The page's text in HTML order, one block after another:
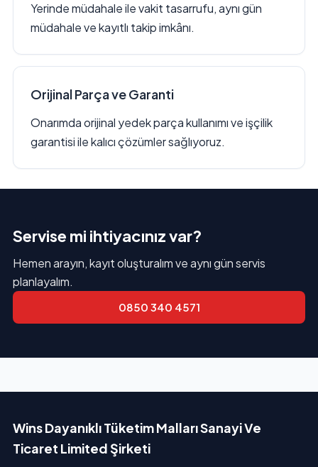
Yerinde müdahale ile vakit tasarrufu, aynı gün
müdahale ve kayıtlı takip imkânı.
Orijinal Parça ve Garanti
Onarımda orijinal yedek parça kullanımı ve işçilik
garantisi ile kalıcı çözümler sağlıyoruz.
Servise mi ihtiyacınız var?
Hemen arayın, kayıt oluşturalım ve aynı gün servis
planlayalım.
0850 340 4571
Wins Dayanıklı Tüketim Malları Sanayi Ve
Ticaret Limited Şirketi